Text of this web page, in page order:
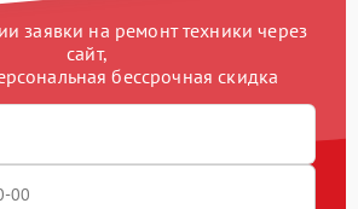
заявки на ремонт техники через
сайт,
бессрочная скидка